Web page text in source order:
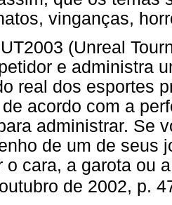
vinganças,
(Unreal
e administra
real dos esportes
acordo com a
administrar. Se
de um de seus
o cara, a garota ou
de 2002, p.